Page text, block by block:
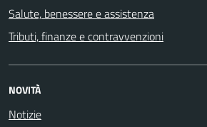
Salute, benessere e assistenza
Tributi, finanze e contravvenzioni
NOVITÀ
Notizie